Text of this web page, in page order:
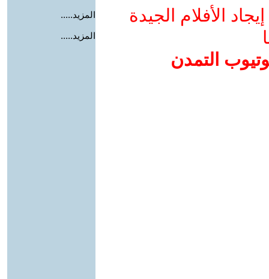
الأفلام الجيدة
التمدن
المزيد.....
المزيد.....